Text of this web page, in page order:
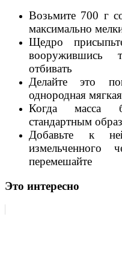
Возьмите 700 г
максимально
Щедро
вооружившись
отбивать
Делайте это
однородная
Когда масса
стандартным
Добавьте к
измельченного
перемешайте
Это интересно